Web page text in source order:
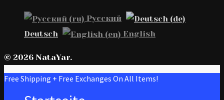
Русский
Deutsch
English
© 2026 NataYar.
Free Shipping + Free Exchanges On All Items!